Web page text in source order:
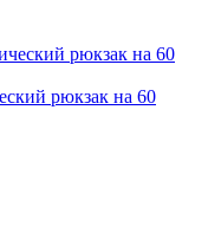
рюкзак на 60